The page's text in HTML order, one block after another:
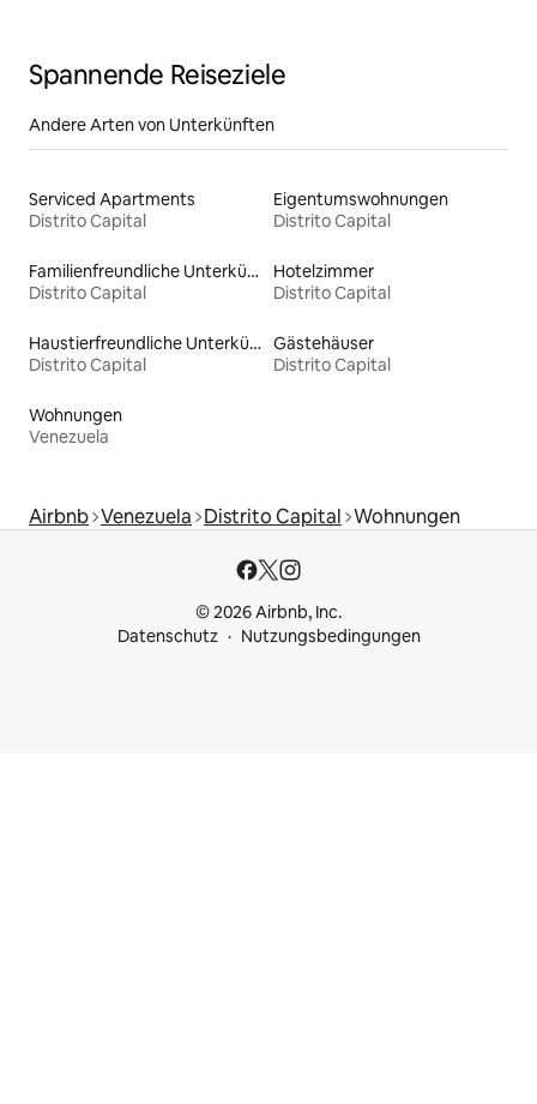
Spannende Reiseziele
Andere Arten von Unterkünften
Serviced Apartments
Distrito Capital
Eigentumswohnungen
Distrito Capital
Familienfreundliche Unterkünfte
Distrito Capital
Hotelzimmer
Distrito Capital
Haustierfreundliche Unterkünfte
Distrito Capital
Gästehäuser
Distrito Capital
Wohnungen
Venezuela
Airbnb Venezuela Distrito Capital Wohnungen
© 2026 Airbnb, Inc.
Datenschutz
Nutzungsbedingungen